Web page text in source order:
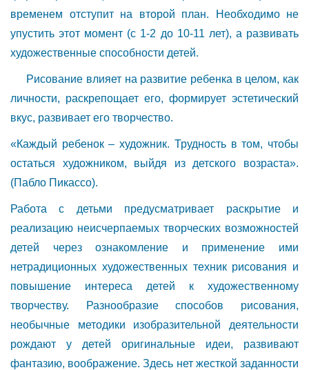
временем отступит на второй план. Необходимо не
упустить этот момент (с 1-2 до 10-11 лет), а развивать
художественные способности детей.
Рисование влияет на развитие ребенка в целом, как
личности, раскрепощает его, формирует эстетический
вкус, развивает его творчество.
«Каждый ребенок – художник. Трудность в том, чтобы
остаться художником, выйдя из детского возраста».
(Пабло Пикассо).
Работа с детьми предусматривает раскрытие и
реализацию неисчерпаемых творческих возможностей
детей через ознакомление и применение ими
нетрадиционных художественных техник рисования и
повышение интереса детей к художественному
творчеству. Разнообразие способов рисования,
необычные методики изобразительной деятельности
рождают у детей оригинальные идеи, развивают
фантазию, воображение. Здесь нет жесткой заданности